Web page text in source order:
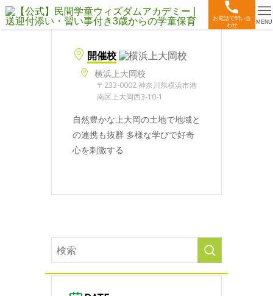
お電話で問い合
わせ
MENU
開催校
横浜上大岡校
〒233-0002 神奈川県横浜市港
南区上大岡西3-10-1
自然豊かな上大岡の土地で地域と
の連携も抜群 多様な学びで好奇
心を刺激する